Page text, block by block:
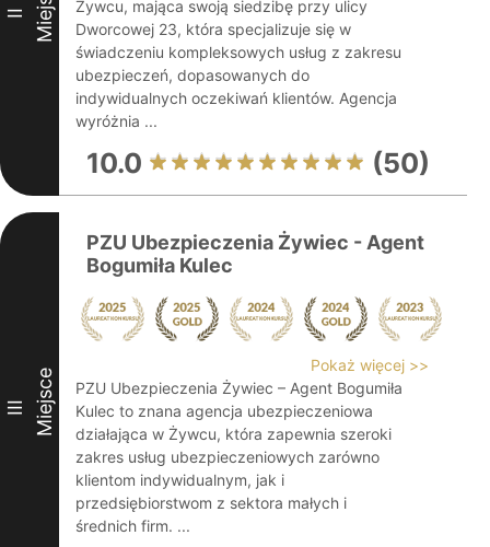
II
Żywcu, mająca swoją siedzibę przy ulicy
Dworcowej 23, która specjalizuje się w
świadczeniu kompleksowych usług z zakresu
ubezpieczeń, dopasowanych do
indywidualnych oczekiwań klientów. Agencja
wyróżnia ...
10.0 (50)
III Miejsce
PZU Ubezpieczenia Żywiec - Agent
Bogumiła Kulec
Pokaż więcej >>
PZU Ubezpieczenia Żywiec – Agent Bogumiła
Kulec to znana agencja ubezpieczeniowa
działająca w Żywcu, która zapewnia szeroki
zakres usług ubezpieczeniowych zarówno
klientom indywidualnym, jak i
przedsiębiorstwom z sektora małych i
średnich firm. ...